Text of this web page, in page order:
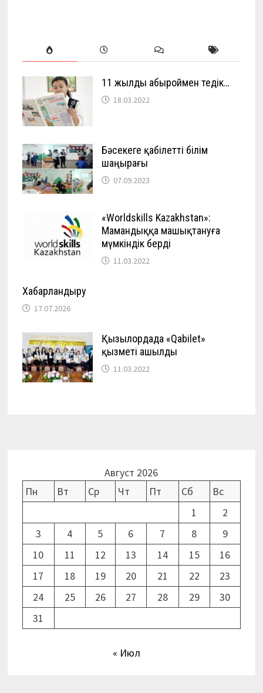
11 жылды абыроймен өтедік…
18.03.2022
Бәсекеге қабілетті білім
шаңырағы
07.09.2023
«Worldskills Kazakhstan»:
Мамандыққа машықтануға
мүмкіндік берді
11.03.2022
Хабарландыру
17.07.2026
Қызылордада «Qabilet»
қызметі ашылды
11.03.2022
Август 2026
Пн
Вт Ср Чт Пт Сб
Вс
1
2
3
4 5 6 7 8
9
10
11 12 13 14 15
16
17
18 19 20 21 22
23
24
25 26 27 28 29
30
31
« Июл